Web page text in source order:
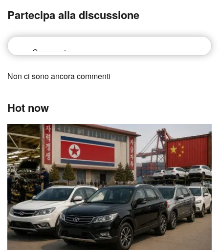
Partecipa alla discussione
Non ci sono ancora commenti
Hot now